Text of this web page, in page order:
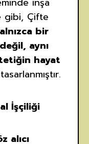
gibi, Çifte
bir
aynı
hayat
İşçiliği
alıcı